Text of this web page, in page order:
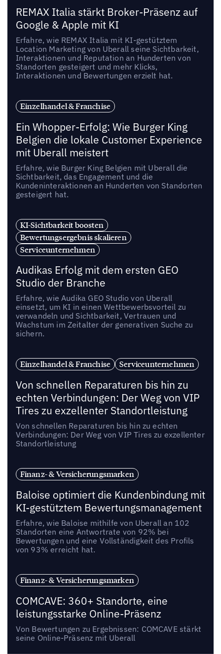
REMAX Italia stärkt Broker-Präsenz auf
Google & Apple mit KI
Erfahre, wie REMAX Italia mit KI-gestütztem
Location Marketing von Uberall seine Sichtbarkeit,
Interaktionen und Reputation an Hunderten von
Standorten gesteigert und mehr Klicks,
Interaktionen und Bewertungen erzielt hat.
Einzelhandel & Franchise
Ein Whopper-Erfolg: Wie Burger King
Belgien die lokale Customer Experience
mit Uberall meistert
Erfahre, wie Burger King Belgien mit Uberall die
Sichtbarkeit, das Engagement und die
Kundeninteraktionen an Hunderten von Standorten
gesteigert hat.
KI-Sichtbarkeit boosten
Bewertungsergebnis skalieren
Serviceunternehmen
Audikas Erfolg mit dem ersten GEO
Studio der Branche
Erfahre, wie Audika GEO Studio von Uberall
einsetzt, um KI in einen Wettbewerbsvorteil zu
verwandeln und Sichtbarkeit, Vertrauen und
Wachstum im Zeitalter der generativen Suche zu
sichern.
Einzelhandel & Franchise Serviceunternehmen
Von schnellen Reparaturen bis hin zu
echten Verbindungen: Der Weg von VIP
Tires zu exzellenter Standortleistung
Von schnellen Reparaturen bis hin zu echten
Verbindungen: Der Weg von VIP Tires zu exzellenter
Standortleistung
Finanz- & Versicherungsmarken
Baloise optimiert die Kundenbindung mit
KI-gestütztem Bewertungsmanagement
Erfahre, wie Baloise mithilfe von Uberall an 102
Standorten eine Antwortrate von 92% bei
Bewertungen und eine Vollständigkeit des Profils
von 93% erreicht hat.
Finanz- & Versicherungsmarken
COMCAVE: 360+ Standorte, eine
leistungsstarke Online-Präsenz
Von Bewertungen zu Ergebnissen: COMCAVE stärkt
seine Online-Präsenz mit Uberall